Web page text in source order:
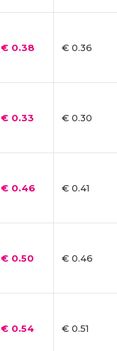
€ 0.38 € 0.36
€ 0.33 € 0.30
€ 0.46 € 0.41
€ 0.50 € 0.46
€ 0.54 € 0.51